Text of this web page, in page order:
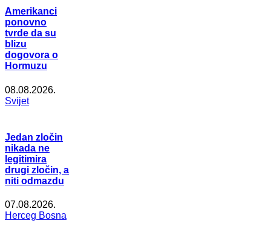
Amerikanci
ponovno
tvrde da su
blizu
dogovora o
Hormuzu
08.08.2026.
Svijet
Jedan zločin
nikada ne
legitimira
drugi zločin, a
niti odmazdu
07.08.2026.
Herceg Bosna